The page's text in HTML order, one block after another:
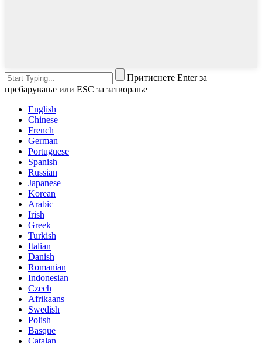
Притиснете Enter за
пребарување или ESC за затворање
English
Chinese
French
German
Portuguese
Spanish
Russian
Japanese
Korean
Arabic
Irish
Greek
Turkish
Italian
Danish
Romanian
Indonesian
Czech
Afrikaans
Swedish
Polish
Basque